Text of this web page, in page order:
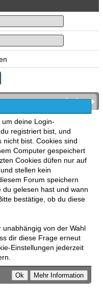
deine Login-
registriert bist, und
nicht bist. Cookies sind
Computer gespeichert
Cookies düfen nur auf
stellen kein
Forum speichern
gelesen hast und wann
bestätige, ob du diese
unabhängig von der Wahl
dir diese Frage erneut
Einstellungen jederzeit
nach oben
MyBB GoMobile
wechseln
MyBB addons.